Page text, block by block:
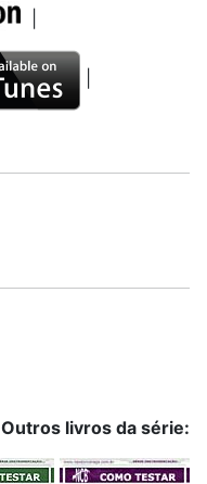
Outros livros da série: